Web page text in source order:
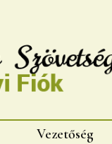
Vezetőség